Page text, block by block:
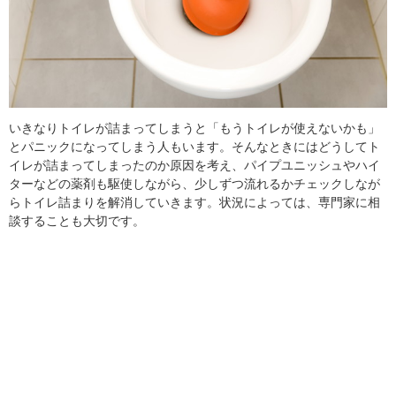
いきなりトイレが詰まってしまうと「もうトイレが使えないかも」
とパニックになってしまう人もいます。そんなときにはどうしてト
イレが詰まってしまったのか原因を考え、パイプユニッシュやハイ
ターなどの薬剤も駆使しながら、少しずつ流れるかチェックしなが
らトイレ詰まりを解消していきます。状況によっては、専門家に相
談することも大切です。